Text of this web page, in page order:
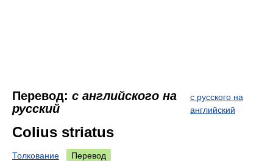
Перевод: с английского на
русский
с русского на
английский
Colius striatus
Толкование Перевод